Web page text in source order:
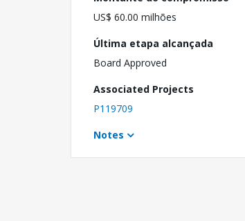
US$ 60.00 milhões
Última etapa alcançada
Board Approved
Associated Projects
P119709
Notes